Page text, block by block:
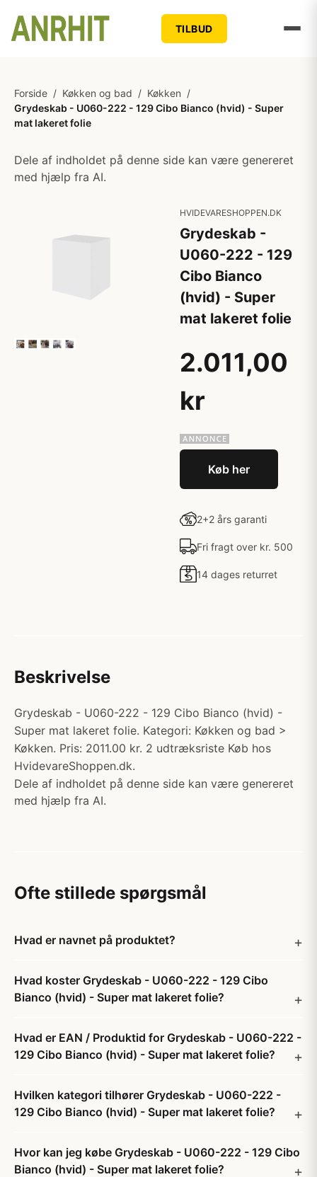
TILBUD
Forside / Køkken og bad / Køkken /
Grydeskab - U060-222 - 129 Cibo Bianco (hvid) - Super
mat lakeret folie
Dele af indholdet på denne side kan være genereret
med hjælp fra AI.
HVIDEVARESHOPPEN.DK
Grydeskab -
U060-222 - 129
Cibo Bianco
(hvid) - Super
mat lakeret folie
2.011,00
kr
Køb her
2+2 års garanti
Fri fragt over kr. 500
14 dages returret
Beskrivelse
Grydeskab - U060-222 - 129 Cibo Bianco (hvid) -
Super mat lakeret folie. Kategori: Køkken og bad >
Køkken. Pris: 2011.00 kr. 2 udtræksriste Køb hos
HvidevareShoppen.dk.
Dele af indholdet på denne side kan være genereret
med hjælp fra AI.
Ofte stillede spørgsmål
Hvad er navnet på produktet?
Hvad koster Grydeskab - U060-222 - 129 Cibo
Bianco (hvid) - Super mat lakeret folie?
Hvad er EAN / Produktid for Grydeskab - U060-222 -
129 Cibo Bianco (hvid) - Super mat lakeret folie?
Hvilken kategori tilhører Grydeskab - U060-222 -
129 Cibo Bianco (hvid) - Super mat lakeret folie?
Hvor kan jeg købe Grydeskab - U060-222 - 129 Cibo
Bianco (hvid) - Super mat lakeret folie?